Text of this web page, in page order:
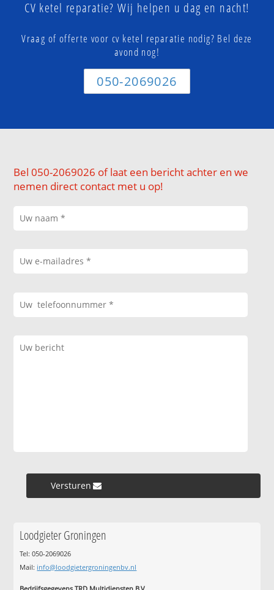
CV ketel reparatie? Wij helpen u dag en nacht!
Vraag of offerte voor cv ketel reparatie nodig? Bel deze
avond nog!
050-2069026
Bel 050-2069026 of laat een bericht achter en we
nemen direct contact met u op!
Versturen »
Loodgieter Groningen
Tel: 050-2069026
Mail: info@loodgietergroningenbv.nl